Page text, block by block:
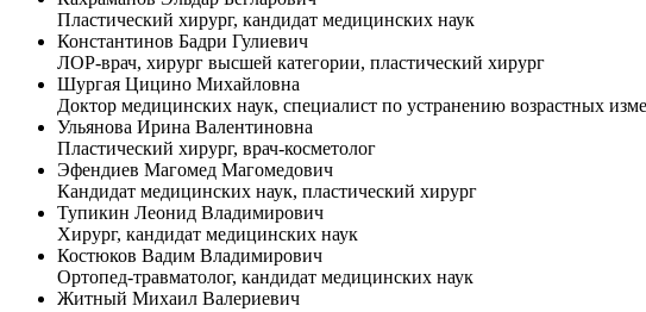
Пластический хирург, кандидат медицинских наук
Константинов Бадри Гулиевич
ЛОР-врач, хирург высшей категории, пластический хирург
Шургая Цицино Михайловна
Доктор медицинских наук, специалист по устранению возрастных
Ульянова Ирина Валентиновна
Пластический хирург, врач-косметолог
Эфендиев Магомед Магомедович
Кандидат медицинских наук, пластический хирург
Тупикин Леонид Владимирович
Хирург, кандидат медицинских наук
Костюков Вадим Владимирович
Ортопед-травматолог, кандидат медицинских наук
Житный Михаил Валериевич